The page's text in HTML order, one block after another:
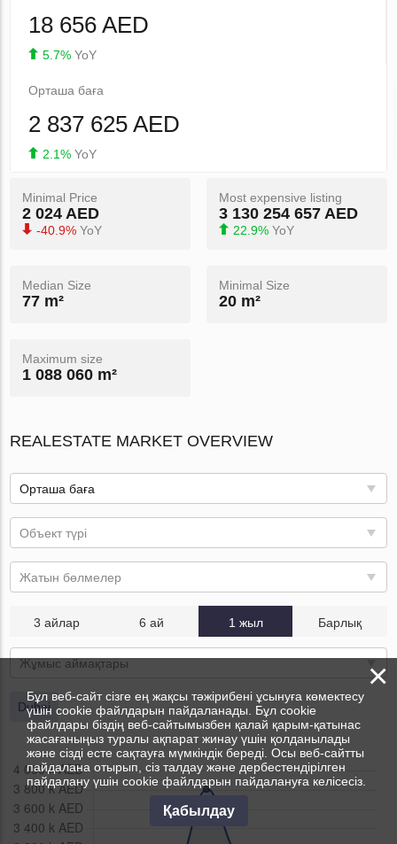
18 656 AED
5.7% YoY
Орташа баға
2 837 625 AED
2.1% YoY
Minimal Price
2 024 AED
-40.9% YoY
Most expensive listing
3 130 254 657 AED
22.9% YoY
Median Size
77 m²
Minimal Size
20 m²
Maximum size
1 088 060 m²
REALESTATE MARKET OVERVIEW
Орташа баға
Объект түрі
Жатын бөлмелер
3 айлар 6 ай 1 жыл Барлық
Жұмыс аймақтары
Dubai
×
Бұл веб-сайт сізге ең жақсы тәжірибені ұсынуға көмектесу
үшін cookie файлдарын пайдаланады. Бұл cookie
файлдары біздің веб-сайтымызбен қалай қарым-қатынас
жасағаныңыз туралы ақпарат жинау үшін қолданылады
және сізді есте сақтауға мүмкіндік береді. Осы веб-сайтты
пайдалана отырып, сіз талдау және дербестендірілген
пайдалану үшін cookie файлдарын пайдалануға келісесіз.
Қабылдау